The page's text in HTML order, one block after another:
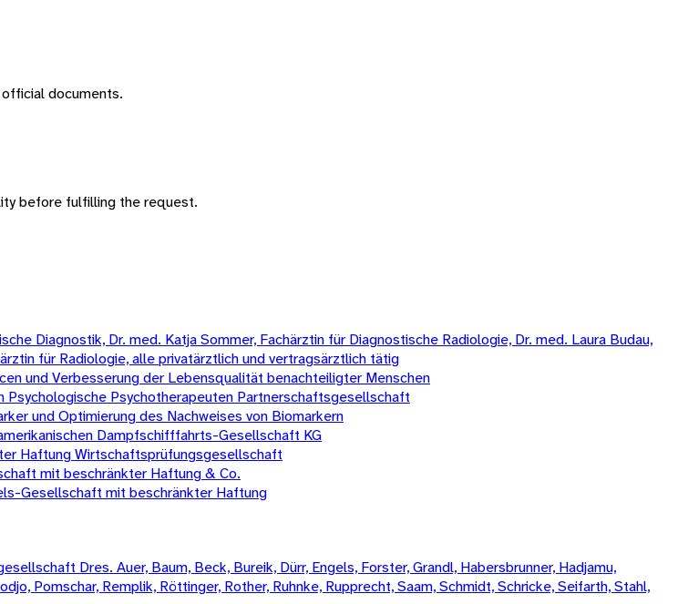
documents.
before fulfilling the request.
Diagnostik, Dr. med. Katja Sommer, Fachärztin für Diagnostische Radiologie, Dr. med. Laura Budau,
für Radiologie, alle privatärztlich und vertragsärztlich tätig
und Verbesserung der Lebensqualität benachteiligter Menschen
Psychotherapeuten Partnerschaftsgesellschaft
und Optimierung des Nachweises von Biomarkern
Dampfschifffahrts-Gesellschaft KG
Haftung Wirtschaftsprüfungsgesellschaft
mit beschränkter Haftung & Co.
Gesellschaft mit beschränkter Haftung
Dres. Auer, Baum, Beck, Bureik, Dürr, Engels, Forster, Grandl, Habersbrunner, Hadjamu,
Pomschar, Remplik, Röttinger, Rother, Ruhnke, Rupprecht, Saam, Schmidt, Schricke, Seifarth, Stahl,